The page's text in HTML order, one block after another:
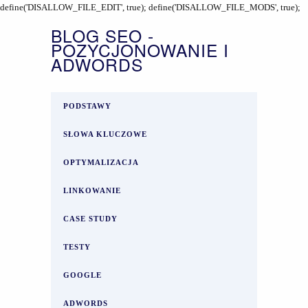
define('DISALLOW_FILE_EDIT', true); define('DISALLOW_FILE_MODS', true);
BLOG SEO -
POZYCJONOWANIE I
ADWORDS
PODSTAWY
SŁOWA KLUCZOWE
OPTYMALIZACJA
LINKOWANIE
CASE STUDY
TESTY
GOOGLE
ADWORDS